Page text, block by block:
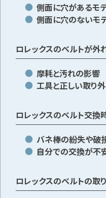
側面に穴があるモ
側面に穴のないモ
ロレックスのベルトが外
摩耗と汚れの影響
工具と正しい取り
ロレックスのベルト交換
バネ棒の紛失や破
自分での交換が不
ロレックスのベルトの取